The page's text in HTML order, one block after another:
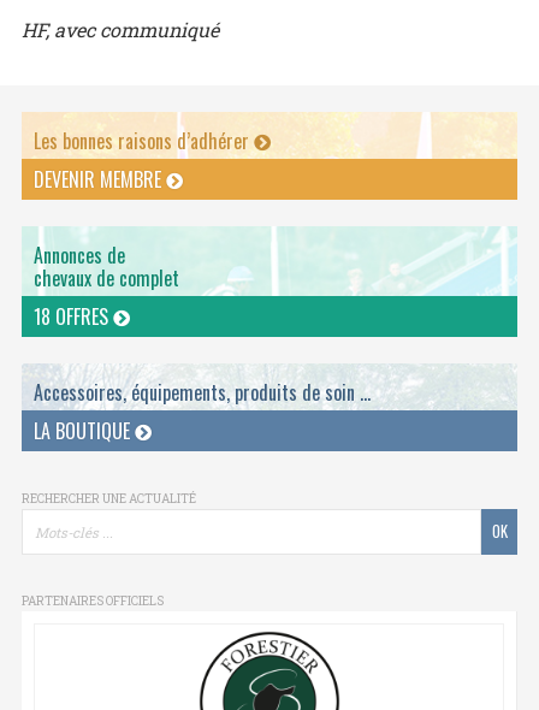
HF, avec communiqué
Les bonnes raisons d’adhérer
DEVENIR MEMBRE
Annonces de
chevaux de complet
18 OFFRES
Accessoires, équipements, produits de soin ...
LA BOUTIQUE
RECHERCHER UNE ACTUALITÉ
PARTENAIRES OFFICIELS